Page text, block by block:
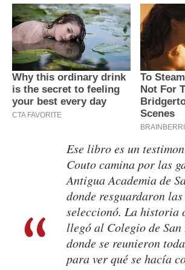
Ese libro es un
Couto camina por las
Antigua Academia de
donde resguardaron
seleccionó. La historia
llegó al Colegio de San
donde se reunieron
para ver qué se hacía